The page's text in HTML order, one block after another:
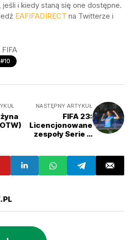
jeśli i kiedy staną się one dostępne.
EAFIFADIRECT na Twitterze i
NASTĘPNY ARTYKUŁ
FIFA 23:
Licencjonowane
zespoły Serie A